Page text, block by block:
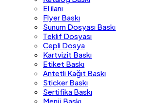
El ilanı
Flyer Baskı
Sunum Dosyası Baskı
Teklif Dosyası
Cepli Dosya
Kartvizit Baskı
Etiket Baskı
Antetli Kağıt Baskı
Sticker Baskı
Sertifika Baskı
Menü Baskı